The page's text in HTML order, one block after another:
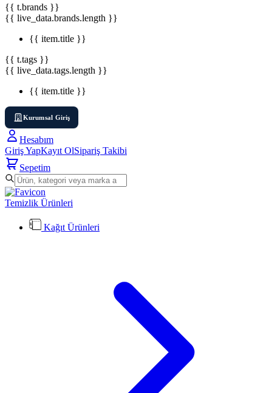
{{ t.brands }}
{{ live_data.brands.length }}
{{ item.title }}
{{ t.tags }}
{{ live_data.tags.length }}
{{ item.title }}
Kurumsal Giriş
Hesabım
Giriş YapKayıt OlSipariş Takibi
Sepetim
Temizlik Ürünleri
Kağıt Ürünleri